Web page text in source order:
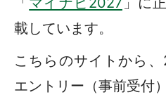
載しています。
こちらのサイトから
エントリー（事前受付